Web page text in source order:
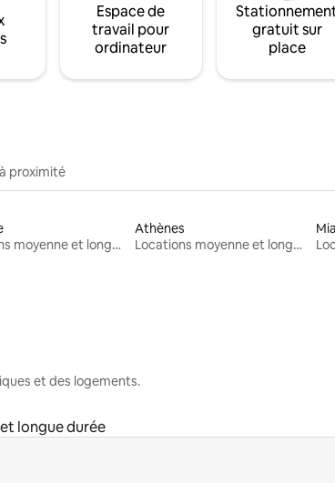
Espace de
travail pour
ordinateur
gratuit sur
place
proximité
Locations moyenne et longue durée
Athènes
Locations moyenne et longue durée
et des logements.
longue durée